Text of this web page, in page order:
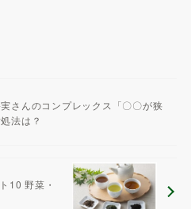
さんのコンプレックス「〇〇が狭
法は？
10 野菜・